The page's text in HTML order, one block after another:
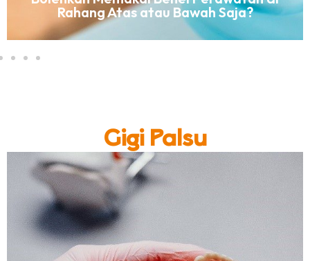
Rahang Atas atau Bawah Saja?
Gigi Palsu